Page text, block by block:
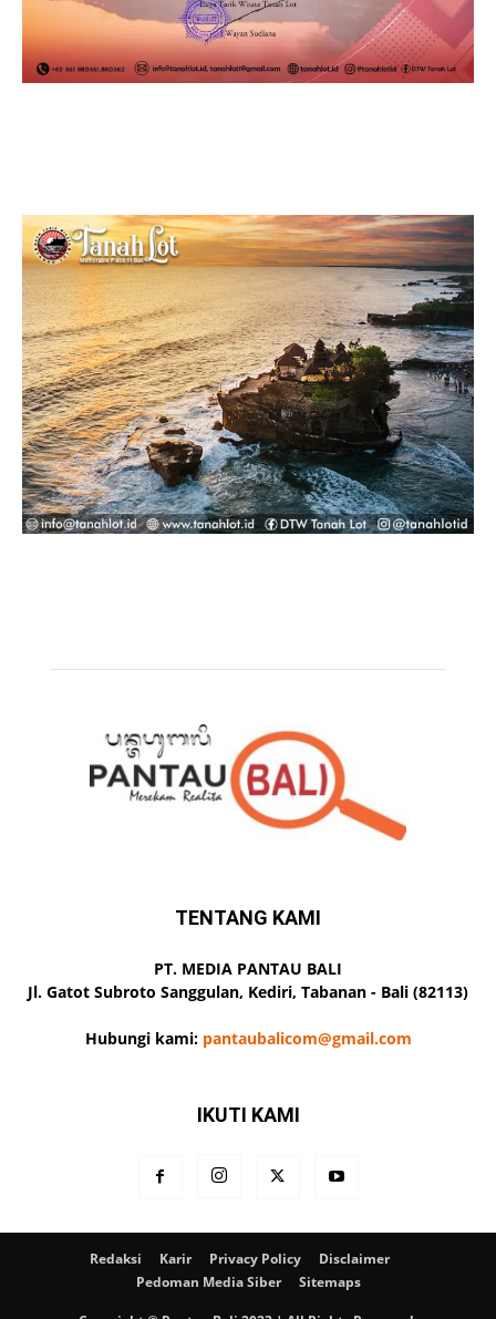
TENTANG KAMI
PT. MEDIA PANTAU BALI
Jl. Gatot Subroto Sanggulan, Kediri, Tabanan - Bali (82113)
Hubungi kami: pantaubalicom@gmail.com
IKUTI KAMI
Redaksi Karir Privacy Policy
Disclaimer
Pedoman Media Siber
Sitemaps